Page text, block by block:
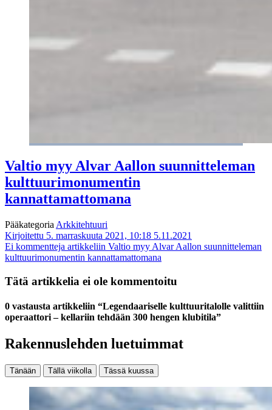
Valtio myy Alvar Aallon suunnitteleman
kulttuurimonumentin
kannattamattomana
Pääkategoria Arkkitehtuuri
Kirjoitettu 5. marraskuuta 2021, 10:18 5.11.2021
Ei kommentteja artikkeliin Valtio myy Alvar Aallon suunnitteleman
kulttuurimonumentin kannattamattomana
Tätä artikkelia ei ole kommentoitu
0 vastausta artikkeliin “Legendaariselle kulttuuritalolle valittiin
operaattori – kellariin tehdään 300 hengen klubitila”
Rakennuslehden luetuimmat
Tänään Tällä viikolla Tässä kuussa